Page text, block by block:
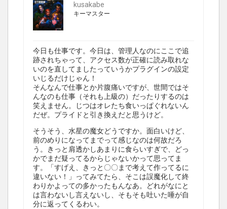
kusakabe
キーマスター
今日も仕事です。今日は、管理人なのにここで追
跡されちゃって、アクセス数が正確に読み取れな
いのを直してましたっていうかプラグインの設定
いじるだけじゃん！
そんなんで仕事とか片腹痛いですが、世間ではそ
んなのも仕事（それも上級の）だったりするのは
笑えません。じつはオレたち食いっぱぐれないん
だぜ。プライドと引き換えだと思うけど。
そうそう、水星の魔女どうですか。面白いけど、
前のめりになってまでって感じなのは何故だろ
う。きっと肩透かしあまりに食らいすぎで、どっ
かでまだ疑ってるからじゃないかって思ってま
す。「すげえ、きっと〇〇まで考えて作ってるに
違いない！」ってみてたら、そこは誤魔化して終
わりかよっての多かったもんなあ。どれがなにと
は言わないし言えないし、そもそも吐いた唾が自
分に返ってくるわい。